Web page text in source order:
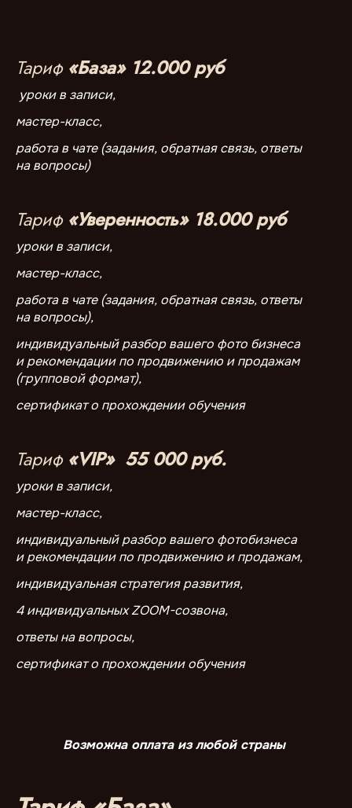
Тариф «База» 12.000 руб
уроки в записи,
мастер-класс,
работа в чате (задания, обратная связь, ответы
на вопросы)
Тариф «Уверенность» 18.000 руб
уроки в записи,
мастер-класс,
работа в чате (задания, обратная связь, ответы
на вопросы),
индивидуальный разбор вашего фото бизнеса
и рекомендации по продвижению и продажам
(групповой формат),
сертификат о прохождении обучения
Тариф «VIP» 55 000 руб.
уроки в записи,
мастер-класс,
индивидуальный разбор вашего фотобизнеса
и рекомендации по продвижению и продажам,
индивидуальная стратегия развития,
4 индивидуальных ZOOM-созвона,
ответы на вопросы,
сертификат о прохождении обучения
Возможна оплата из любой страны